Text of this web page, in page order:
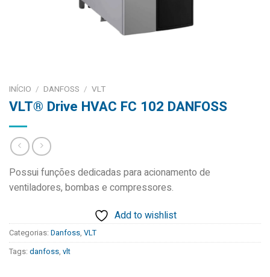
INÍCIO / DANFOSS / VLT
VLT® Drive HVAC FC 102 DANFOSS
Possui funções dedicadas para acionamento de
ventiladores, bombas e compressores.
Add to wishlist
Categorias: Danfoss, VLT
Tags: danfoss, vlt